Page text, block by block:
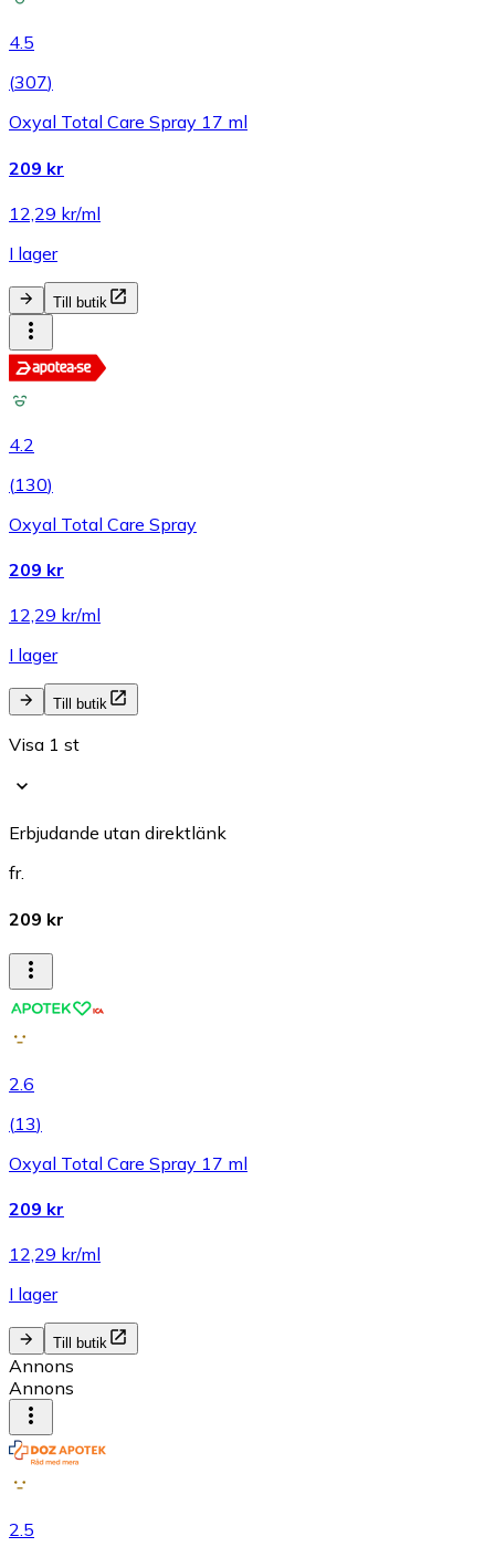
4.5
(307)
Oxyal Total Care Spray 17 ml
209 kr
12,29 kr/ml
I lager
Till butik
4.2
(130)
Oxyal Total Care Spray
209 kr
12,29 kr/ml
I lager
Till butik
Visa 1 st
Erbjudande utan direktlänk
fr.
209 kr
2.6
(13)
Oxyal Total Care Spray 17 ml
209 kr
12,29 kr/ml
I lager
Till butik
Annons
Annons
2.5